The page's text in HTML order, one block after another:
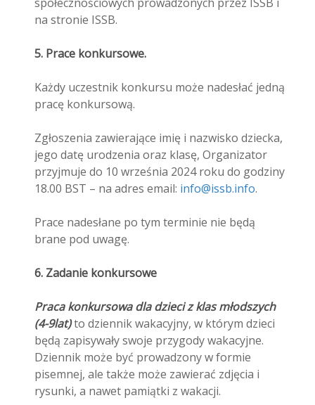
na stronie ISSB.
5. Prace konkursowe.
Każdy uczestnik konkursu może nadesłać jedną
pracę konkursową.
Zgłoszenia zawierające imię i nazwisko dziecka,
jego datę urodzenia oraz klasę, Organizator
przyjmuje do 10 września 2024 roku do godziny
18.00 BST – na adres email: info@issb.info.
Prace nadesłane po tym terminie nie będą
brane pod uwagę.
6. Zadanie konkursowe
Praca konkursowa dla dzieci z klas młodszych
(4-9lat)to dziennik wakacyjny, w którym dzieci
będą zapisywały swoje przygody wakacyjne.
Dziennik może być prowadzony w formie
pisemnej, ale także może zawierać zdjęcia i
rysunki, a nawet pamiątki z wakacji.